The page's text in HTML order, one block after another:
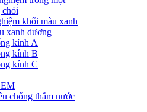
chói
khối màu xanh
xanh dương
kính A
kính B
kính C
chống thấm nước